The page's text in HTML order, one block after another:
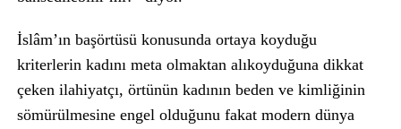
İslâm’ın başörtüsü konusunda ortaya koyduğu
kriterlerin kadını meta olmaktan alıkoyduğuna dikkat
çeken ilahiyatçı, örtünün kadının beden ve kimliğinin
sömürülmesine engel olduğunu fakat modern dünya